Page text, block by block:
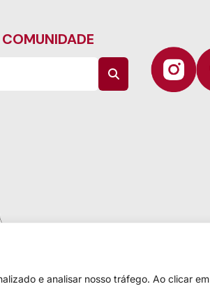
e analisar nosso tráfego. Ao clicar em